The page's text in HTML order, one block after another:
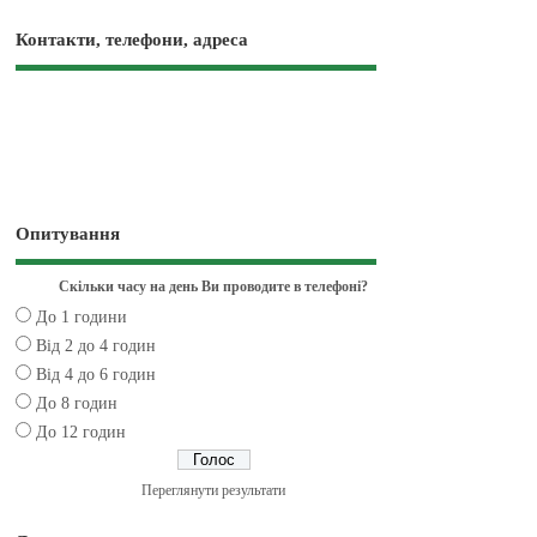
Контакти, телефони, адреса
Опитування
Скільки часу на день Ви проводите в телефоні?
До 1 години
Від 2 до 4 годин
Від 4 до 6 годин
До 8 годин
До 12 годин
Переглянути результати